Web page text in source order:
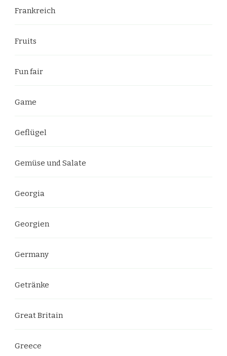
Frankreich
Fruits
Fun fair
Game
Geflügel
Gemüse und Salate
Georgia
Georgien
Germany
Getränke
Great Britain
Greece